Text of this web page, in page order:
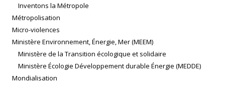
Inventons la Métropole
Métropolisation
Micro-violences
Ministère Environnement, Énergie, Mer (MEEM)
Ministère de la Transition écologique et solidaire
Ministère Écologie Développement durable Énergie (MEDDE)
Mondialisation